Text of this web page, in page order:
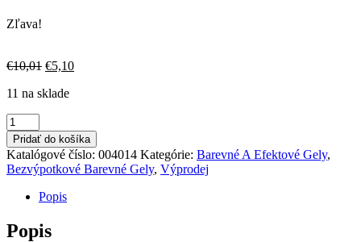
Zľava!
€10,01 Pôvodná
bola:
€5,10Aktuálna
11 na sklade
množstvo
Pastel
Lilac
Pridať do košíka
Katalógové číslo: 004014 Kategórie: Barevné A Efektové Gely,
Bezvýpotkové Barevné Gely, Výprodej
Popis
Popis